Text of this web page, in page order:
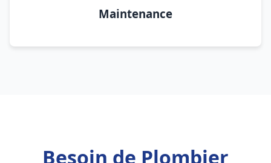
Maintenance
Besoin de Plombier